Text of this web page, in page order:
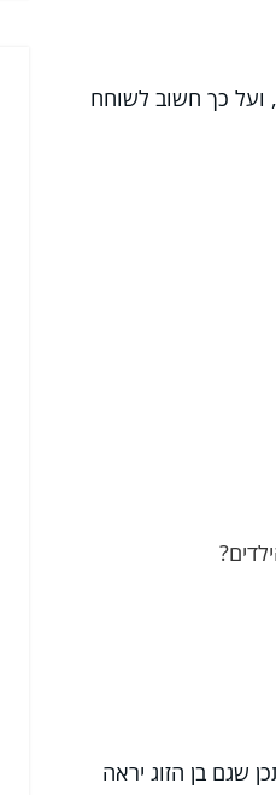
ועל כך חשוב לשוחח
שגם בן הזוג יראה